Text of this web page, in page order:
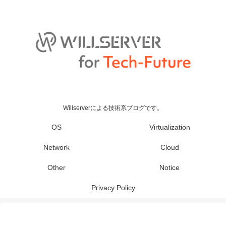
Willserverによる技術系ブログです。
OS Virtualization
Network Cloud
Other Notice
Privacy Policy